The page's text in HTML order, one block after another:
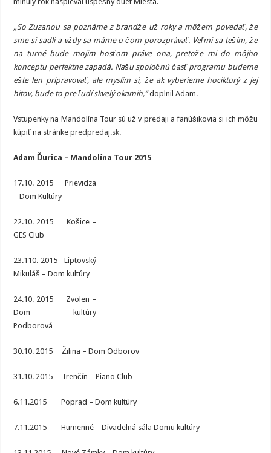
„So Zuzanou sa poznáme z brandže už roky a môžem povedať, že
sme si sadli a vždy sa máme o čom porozprávať. Veľmi sa teším, že
na turné bude mojim hosťom práve ona, pretože mi do môjho
konceptu perfektne zapadá. Našu spoločnú časť programu budeme
ešte len pripravovať, ale myslím si, že ak vyberieme hociktorý z jej
hitov, bude to pre ľudí skvelý okamih,“doplnil Adam.
Vstupenky na Mandolína Tour sú už v predaji a fanúšikovia si ich môžu
kúpiť na stránkepredpredaj.sk.
Adam Ďurica – Mandolína Tour 2015
17.10. 2015 Prievidza
– Dom Kultúry
22.10. 2015 Košice –
GES Club
23.110. 2015 Liptovský
Mikuláš – Dom kultúry
24.10. 2015 Zvolen –
Dom kultúry
Podborová
30.10. 2015 Žilina – Dom Odborov
31.10. 2015 Trenčín – Piano Club
6.11.2015 Poprad – Dom kultúry
7.11.2015 Humenné – Divadelná sála Domu kultúry